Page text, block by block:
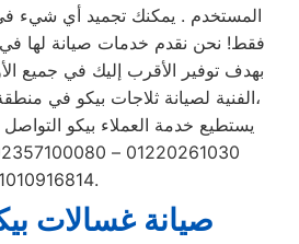
فقط! نحن نقدم خدمات صيانة لها
بهدف توفير الأقرب إليك في جميع
الفنية لصيانة ثلاجات بيكو في منطقة الدقهلية بأكثر من رقم،
يستطيع خدمة العملاء بيكو التواصل
01010916814.
صيانة غسالات